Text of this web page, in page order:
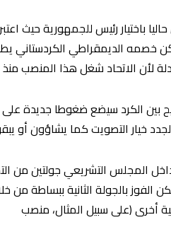
باختيار رئيس للجمهورية حيث
الاتحاد شغل هذا المنصب منذ عام
بين الكرد سيضع ضغوطا جديدة
خيار التصويت كما يشاؤون
داخل المجلس التشريعي جولتين من
الفوز بالجولة الثانية ببساطة
أخرى (على سبيل المثال، منصب